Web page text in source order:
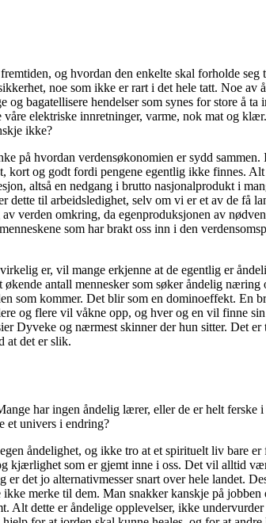
og hvordan den enkelte skal forholde seg
noe som ikke er rart i det hele tatt. Noe av
bagatellisere hendelser som synes for store å ta
elektriske innretninger, varme, nok mat og
ikke?
på hvordan verdensøkonomien er sydd
kort og godt fordi pengene egentlig ikke finnes. Alt
altså en nedgang i brutto nasjonalprodukt i
til arbeidsledighet, selv om vi er et av de få
verden omkring, da egenproduksjonen av
som har brakt oss inn i den
er, vil mange erkjenne at de egentlig er
økende antall mennesker som søker åndelig
som kommer. Det blir som en dominoeffekt. En
og flere vil våkne opp, og hver og en vil finne
Dyveke og nærmest skinner der hun sitter. Det er
at det er slik.
har ingen åndelig lærer, eller de er helt ferske
et univers i endring?
åndelighet, og ikke tro at et spirituelt liv bare
kjærlighet som er gjemt inne i oss. Det vil alltid
det jo alternativmesser snart over hele landet.
merke til dem. Man snakker kanskje på
Alt dette er åndelige opplevelser, ikke